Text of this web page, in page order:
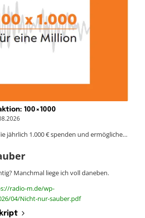
100×1000
jährlich 1.000 € spenden und ermögliche…
Manchmal liege ich voll daneben.
radio-m.de/wp-
04/Nicht-nur-sauber.pdf